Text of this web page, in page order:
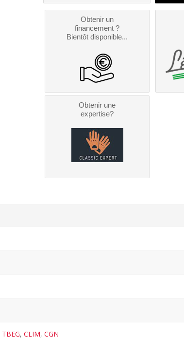
Obtenir un
financement ?
Bientôt disponible...
Obtenir une
expertise?
TBEG,CLIM,CGN